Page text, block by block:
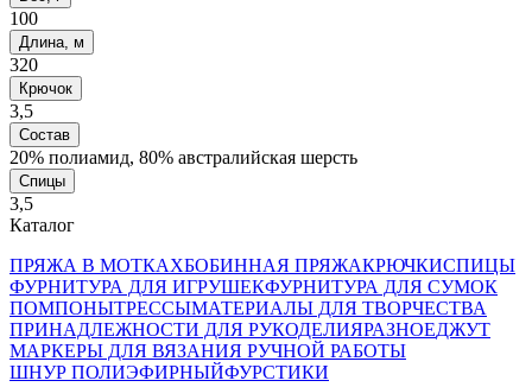
100
Длина, м
320
Крючок
3,5
Состав
20% полиамид, 80% австралийская шерсть
Спицы
3,5
Каталог
ПРЯЖА В МОТКАХБОБИННАЯ ПРЯЖАКРЮЧКИСПИЦЫ
ФУРНИТУРА ДЛЯ ИГРУШЕКФУРНИТУРА ДЛЯ СУМОК
ПОМПОНЫТРЕССЫМАТЕРИАЛЫ ДЛЯ ТВОРЧЕСТВА
ПРИНАДЛЕЖНОСТИ ДЛЯ РУКОДЕЛИЯРАЗНОЕДЖУТ
МАРКЕРЫ ДЛЯ ВЯЗАНИЯ РУЧНОЙ РАБОТЫ
ШНУР ПОЛИЭФИРНЫЙФУРСТИКИ